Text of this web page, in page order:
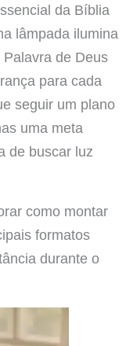
da Bíblia
lâmpada ilumina
de Deus
para cada
seguir um plano
uma meta
de buscar luz
como montar
formatos
durante o